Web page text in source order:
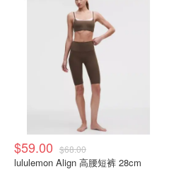
$59.00 $68.00
lululemon Align 高腰短裤 28cm